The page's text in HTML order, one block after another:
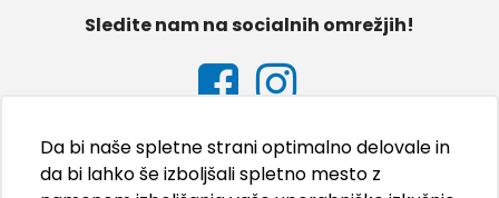
Sledite nam na socialnih omrežjih!
Da bi naše spletne strani optimalno delovale in
da bi lahko še izboljšali spletno mesto z